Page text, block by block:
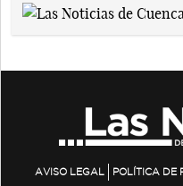
AVISO LEGAL POLÍTICA DE